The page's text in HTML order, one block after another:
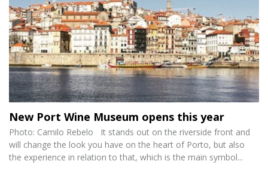
New Port Wine Museum opens this year
Photo: Camilo Rebelo It stands out on the riverside front and
will change the look you have on the heart of Porto, but also
the experience in relation to that, which is the main symbol...